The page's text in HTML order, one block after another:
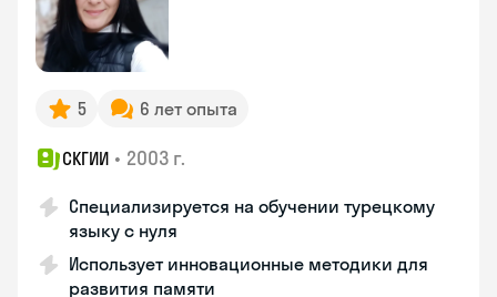
5 6 лет опыта
СКГИИ • 2003 г.
Специализируется на обучении турецкому
языку с нуля
Использует инновационные методики для
развития памяти